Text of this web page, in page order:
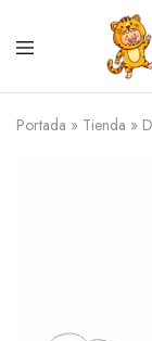
Portada » Tienda »